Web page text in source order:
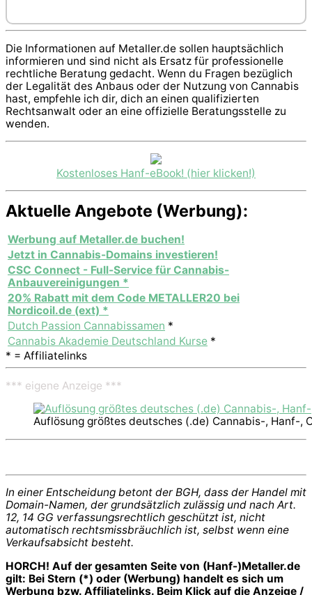
Die Informationen auf Metaller.de sollen hauptsächlich
informieren und sind nicht als Ersatz für professionelle
rechtliche Beratung gedacht. Wenn du Fragen bezüglich
der Legalität des Anbaus oder der Nutzung von Cannabis
hast, empfehle ich dir, dich an einen qualifizierten
Rechtsanwalt oder an eine offizielle Beratungsstelle zu
wenden.
Kostenloses Hanf-eBook! (hier klicken!)
Aktuelle Angebote (Werbung):
Werbung auf Metaller.de buchen!
Jetzt in Cannabis-Domains investieren!
CSC Connect - Full-Service für Cannabis-
Anbauvereinigungen *
20% Rabatt mit dem Code METALLER20 bei
Nordicoil.de (ext) *
Dutch Passion Cannabissamen *
Cannabis Akademie Deutschland Kurse *
* = Affiliatelinks
*** eigene Anzeige ***
Auflösung größtes deutsches (.de) Cannabis-, Hanf-,
In einer Entscheidung betont der BGH, dass der Handel mit
Domain-Namen, der grundsätzlich zulässig und nach Art.
12, 14 GG verfassungsrechtlich geschützt ist, nicht
automatisch rechtsmissbräuchlich ist, selbst wenn eine
Verkaufsabsicht besteht.
HORCH! Auf der gesamten Seite von (Hanf-)Metaller.de
gilt: Bei Stern (*) oder (Werbung) handelt es sich um
Werbung bzw. Affiliatelinks. Beim Klick auf die Anzeige /